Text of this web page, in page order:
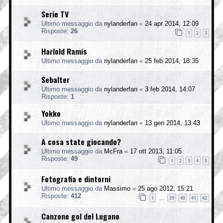
Serie TV
Ultimo messaggio da nylanderfan « 24 apr 2014, 12:09
Risposte: 26 1 2 3
Harlold Ramis
Ultimo messaggio da nylanderfan « 25 feb 2014, 18:35
Sebalter
Ultimo messaggio da nylanderfan « 3 feb 2014, 14:07
Risposte: 1
Yokko
Ultimo messaggio da nylanderfan « 13 gen 2014, 13:43
A cosa state giocando?
Ultimo messaggio da McFra « 17 ott 2013, 11:05
Risposte: 49 1 2 3 4 5
Fotografia e dintorni
Ultimo messaggio da Massimo « 25 ago 2012, 15:21
Risposte: 412 1 39 40 41 42
Canzone gol del Lugano